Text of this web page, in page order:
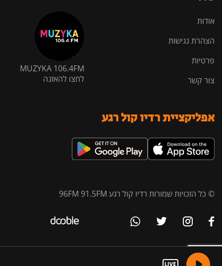
אודות
הצהרת נגישות
פרטיות
צור קשר
MUZYKA 106.4FM
לחצו להאזנה
אפליקציית רדיו קול רגע
© כל הזכויות שמורות רדיו קול רגע 96FM 91.5FM